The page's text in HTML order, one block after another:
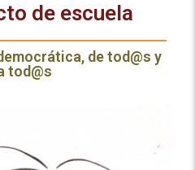
de escuela
de tod@s y
tod@s